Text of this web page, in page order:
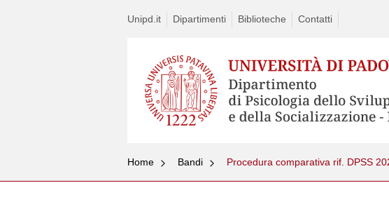
Unipd.it Dipartimenti Biblioteche Contatti
Home Bandi Procedura comparativa rif. DPSS